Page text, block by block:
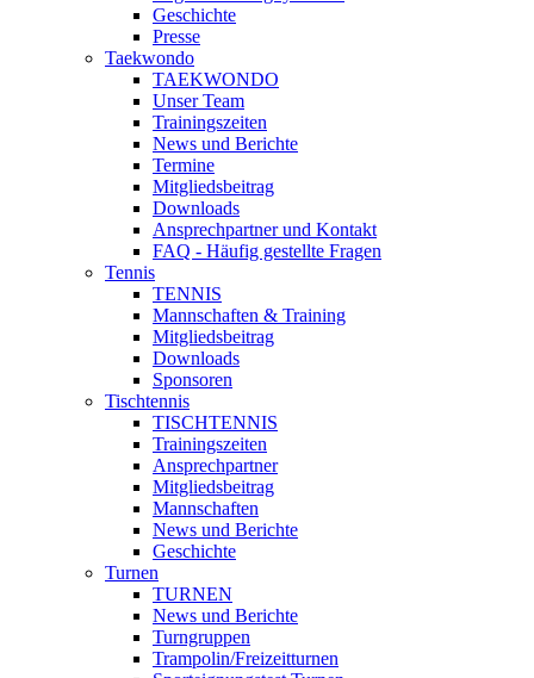
Geschichte
Presse
Taekwondo
TAEKWONDO
Unser Team
Trainingszeiten
News und Berichte
Termine
Mitgliedsbeitrag
Downloads
Ansprechpartner und Kontakt
FAQ - Häufig gestellte Fragen
Tennis
TENNIS
Mannschaften & Training
Mitgliedsbeitrag
Downloads
Sponsoren
Tischtennis
TISCHTENNIS
Trainingszeiten
Ansprechpartner
Mitgliedsbeitrag
Mannschaften
News und Berichte
Geschichte
Turnen
TURNEN
News und Berichte
Turngruppen
Trampolin/Freizeitturnen